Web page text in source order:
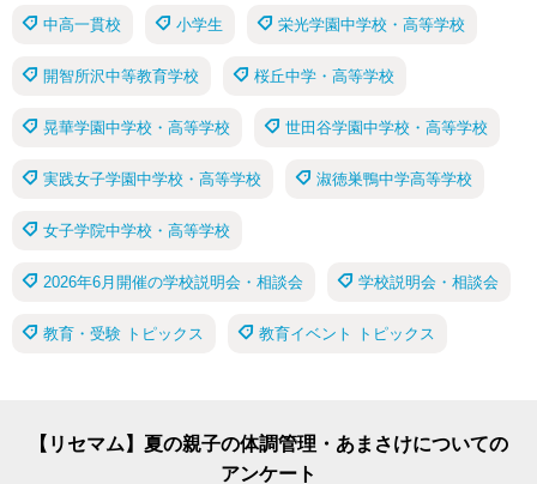
中高一貫校 小学生 栄光学園中学校・高等学校
開智所沢中等教育学校 桜丘中学・高等学校
晃華学園中学校・高等学校 世田谷学園中学校・高等学校
実践女子学園中学校・高等学校 淑徳巣鴨中学高等学校
女子学院中学校・高等学校
2026年6月開催の学校説明会・相談会 学校説明会・相談会
教育・受験 トピックス 教育イベント トピックス
【リセマム】夏の親子の体調管理・あまさけについての
アンケート